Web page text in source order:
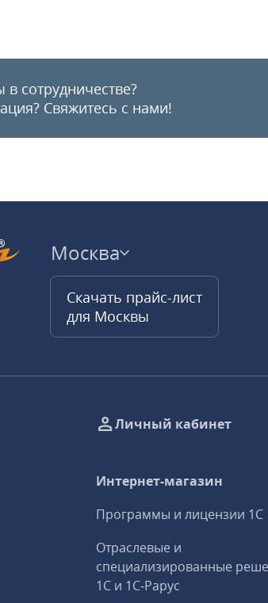
сотрудничестве?
Свяжитесь с нами!
Москва
Скачать прайс-лист
для Москвы
Личный кабинет
Интернет-магазин
Программы и лицензии 1С
Отраслевые и
специализированные
1С и 1С‑Рарус